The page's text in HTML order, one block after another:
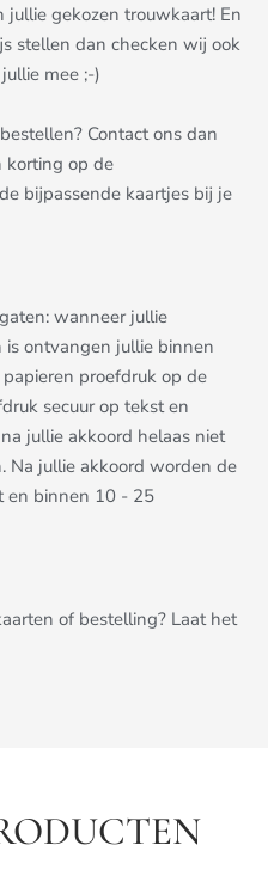
gekozen trouwkaart! En
stellen dan checken wij ook
mee ;-)
Contact ons dan
korting op de
bijpassende kaartjes bij je
wanneer jullie
ontvangen jullie binnen
proefdruk op de
secuur op tekst en
jullie akkoord helaas niet
Na jullie akkoord worden de
en binnen 10 - 25
of bestelling? Laat het